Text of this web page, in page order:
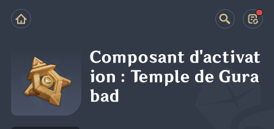
Composant d'activat
ion : Temple de Gura
bad